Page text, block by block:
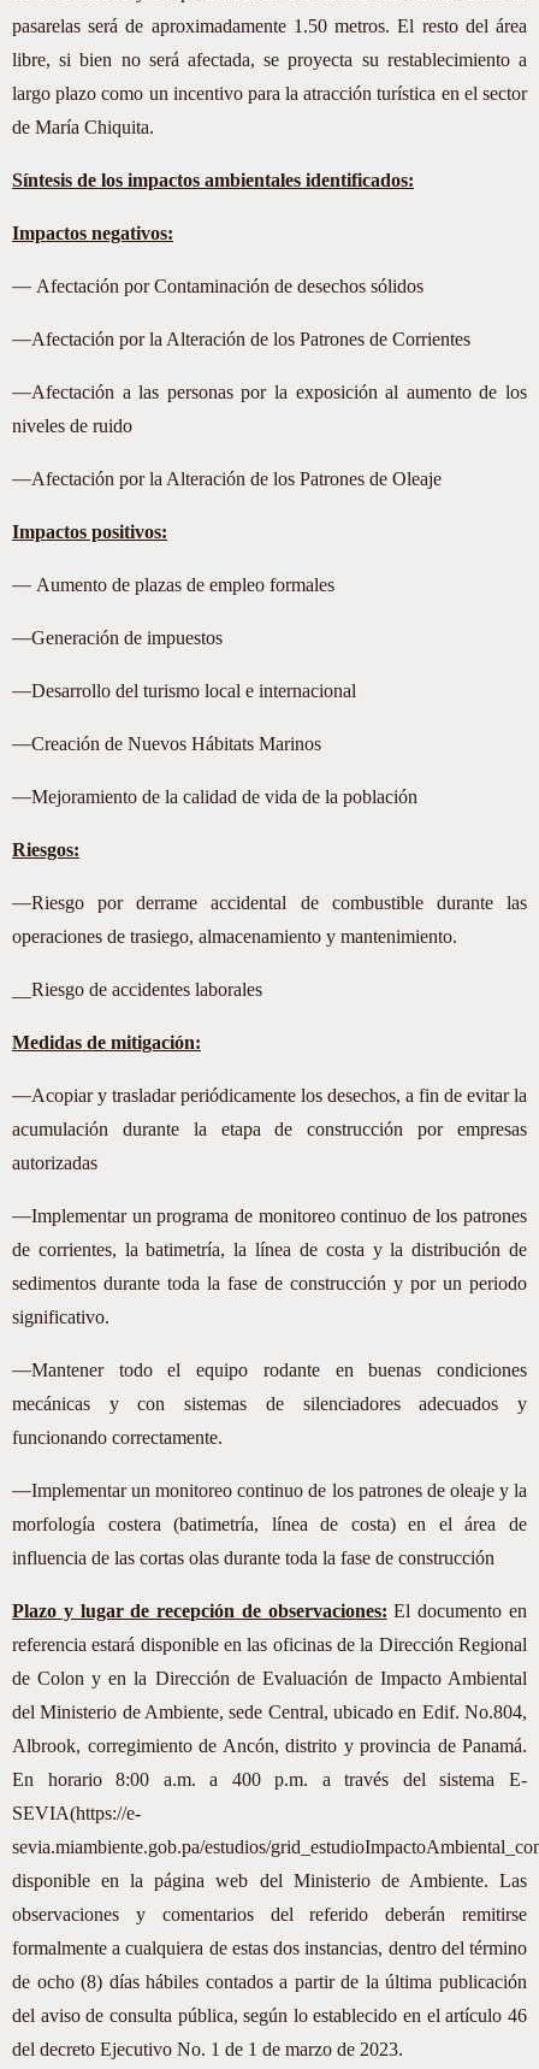
pasarelas será de aproximadamente 1.50 metros. El resto del área
libre, si bien no será afectada, se proyecta su restablecimiento a
largo plazo como un incentivo para la atracción turística en el sector
de María Chiquita.
Síntesis de los impactos ambientales identificados:
Impactos negativos:
— Afectación por Contaminación de desechos sólidos
—Afectación por la Alteración de los Patrones de Corrientes
—Afectación a las personas por la exposición al aumento de los
niveles de ruido
—Afectación por la Alteración de los Patrones de Oleaje
Impactos positivos:
— Aumento de plazas de empleo formales
—Generación de impuestos
—Desarrollo del turismo local e internacional
—Creación de Nuevos Hábitats Marinos
—Mejoramiento de la calidad de vida de la población
Riesgos:
—Riesgo por derrame accidental de combustible durante las
operaciones de trasiego, almacenamiento y mantenimiento.
__Riesgo de accidentes laborales
Medidas de mitigación:
—Acopiar y trasladar periódicamente los desechos, a fin de evitar la
acumulación durante la etapa de construcción por empresas
autorizadas
—Implementar un programa de monitoreo continuo de los patrones
de corrientes, la batimetría, la línea de costa y la distribución de
sedimentos durante toda la fase de construcción y por un periodo
significativo.
—Mantener todo el equipo rodante en buenas condiciones
mecánicas y con sistemas de silenciadores adecuados y
funcionando correctamente.
—Implementar un monitoreo continuo de los patrones de oleaje y la
morfología costera (batimetría, línea de costa) en el área de
influencia de las cortas olas durante toda la fase de construcción
Plazo y lugar de recepción de observaciones: El documento en
referencia estará disponible en las oficinas de la Dirección Regional
de Colon y en la Dirección de Evaluación de Impacto Ambiental
del Ministerio de Ambiente, sede Central, ubicado en Edif. No.804,
Albrook, corregimiento de Ancón, distrito y provincia de Panamá.
En horario 8:00 a.m. a 400 p.m. a través del sistema E-
SEVIA(https://e-
sevia.miambiente.gob.pa/estudios/
disponible en la página web del Ministerio de Ambiente. Las
observaciones y comentarios del referido deberán remitirse
formalmente a cualquiera de estas dos instancias, dentro del término
de ocho (8) días hábiles contados a partir de la última publicación
del aviso de consulta pública, según lo establecido en el artículo 46
del decreto Ejecutivo No. 1 de 1 de marzo de 2023.